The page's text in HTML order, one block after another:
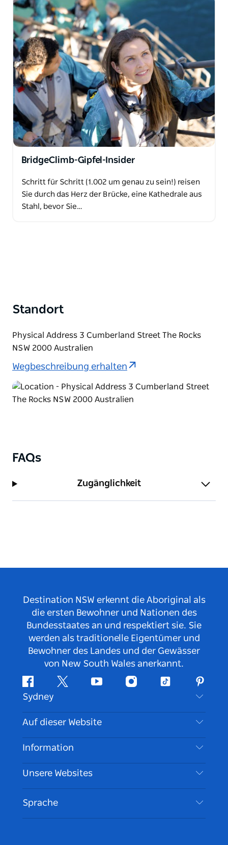
BridgeClimb-Gipfel-Insider
Schritt für Schritt (1.002 um genau zu sein!) reisen
Sie durch das Herz der Brücke, eine Kathedrale aus
Stahl, bevor Sie…
Standort
Physical Address 3 Cumberland Street The Rocks
NSW 2000 Australien
Wegbeschreibung erhalten
FAQs
Zugänglichkeit
Destination NSW erkennt die Aboriginal als
die ersten Bewohner und Nationen des
Bundesstaates an und respektiert sie. Sie
werden als traditionelle Eigentümer und
Bewohner des Landes und der Gewässer
von New South Wales anerkannt.
FacebookTwitter YouTubeInstagramTikTok
Sydney
Kontaktieren Sie uns
Haftungsausschluss
Cookie Notice
Auf dieser Website
Reiseziele
Aktivitäten
Veranstaltungen
Unterkunft
Information
Reiseinformationen
Barrierefreies Sydney
Tragen Sie Ihr Unternehmen ein
Unsere Websites
Sprache